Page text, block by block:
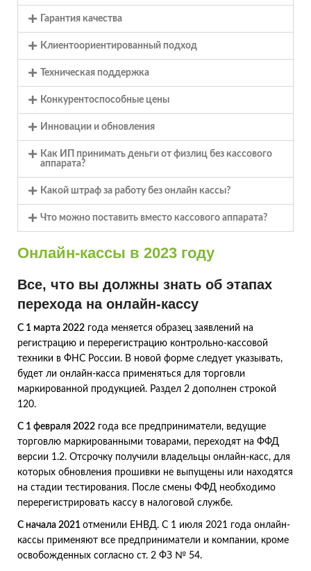
Гарантия качества
Клиентоориентированный подход
Техническая поддержка
Конкурентоспособные цены
Инновации и обновления
Как ИП принимать деньги от физлиц без кассового
аппарата?
Какой штраф за работу без онлайн кассы?
Что можно поставить вместо кассового аппарата?
Онлайн-кассы в 2023 году
Все, что вы должны знать об этапах
перехода на онлайн-кассу
С 1 марта 2022 года меняется образец заявлений на
регистрацию и перерегистрацию контрольно-кассовой
техники в ФНС России. В новой форме следует указывать,
будет ли онлайн-касса применяться для торговли
маркированной продукцией. Раздел 2 дополнен строкой
120.
С 1 февраля 2022 года все предприниматели, ведущие
торговлю маркированными товарами, переходят на ФФД
версии 1.2. Отсрочку получили владельцы онлайн-касс, для
которых обновления прошивки не выпущены или находятся
на стадии тестирования. После смены ФФД необходимо
перерегистрировать кассу в налоговой службе.
С начала 2021 отменили ЕНВД. С 1 июля 2021 года онлайн-
кассы применяют все предприниматели и компании, кроме
освобожденных согласно ст. 2 ФЗ № 54.